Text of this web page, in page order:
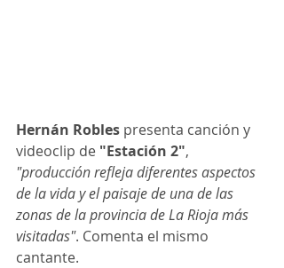
Hernán Robles presenta canción y
videoclip de "Estación 2",
"producción refleja diferentes aspectos
de la vida y el paisaje de una de las
zonas de la provincia de La Rioja más
visitadas". Comenta el mismo
cantante.